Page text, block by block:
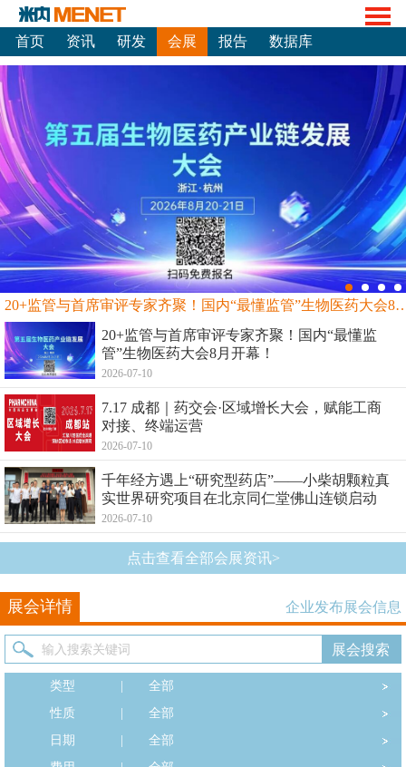
首页 资讯 研发 会展 报告 数据库
20+监管与首席审评专家齐聚！国内“最
20+监管与首席审评专家齐聚！国内“最懂监
管”生物医药大会8月开幕！
2026-07-10
7.17 成都｜药交会·区域增长大会，赋能工商
对接、终端运营
2026-07-10
千年经方遇上“研究型药店”——小柴胡颗粒真
实世界研究项目在北京同仁堂佛山连锁启动
2026-07-10
点击查看全部会展资讯>
展会详情 企业发布展会信息
类型
全部
性质
全部
日期
全部